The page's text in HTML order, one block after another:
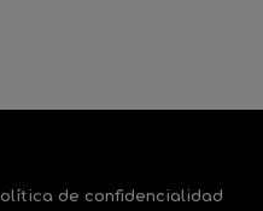
de confidencialidad